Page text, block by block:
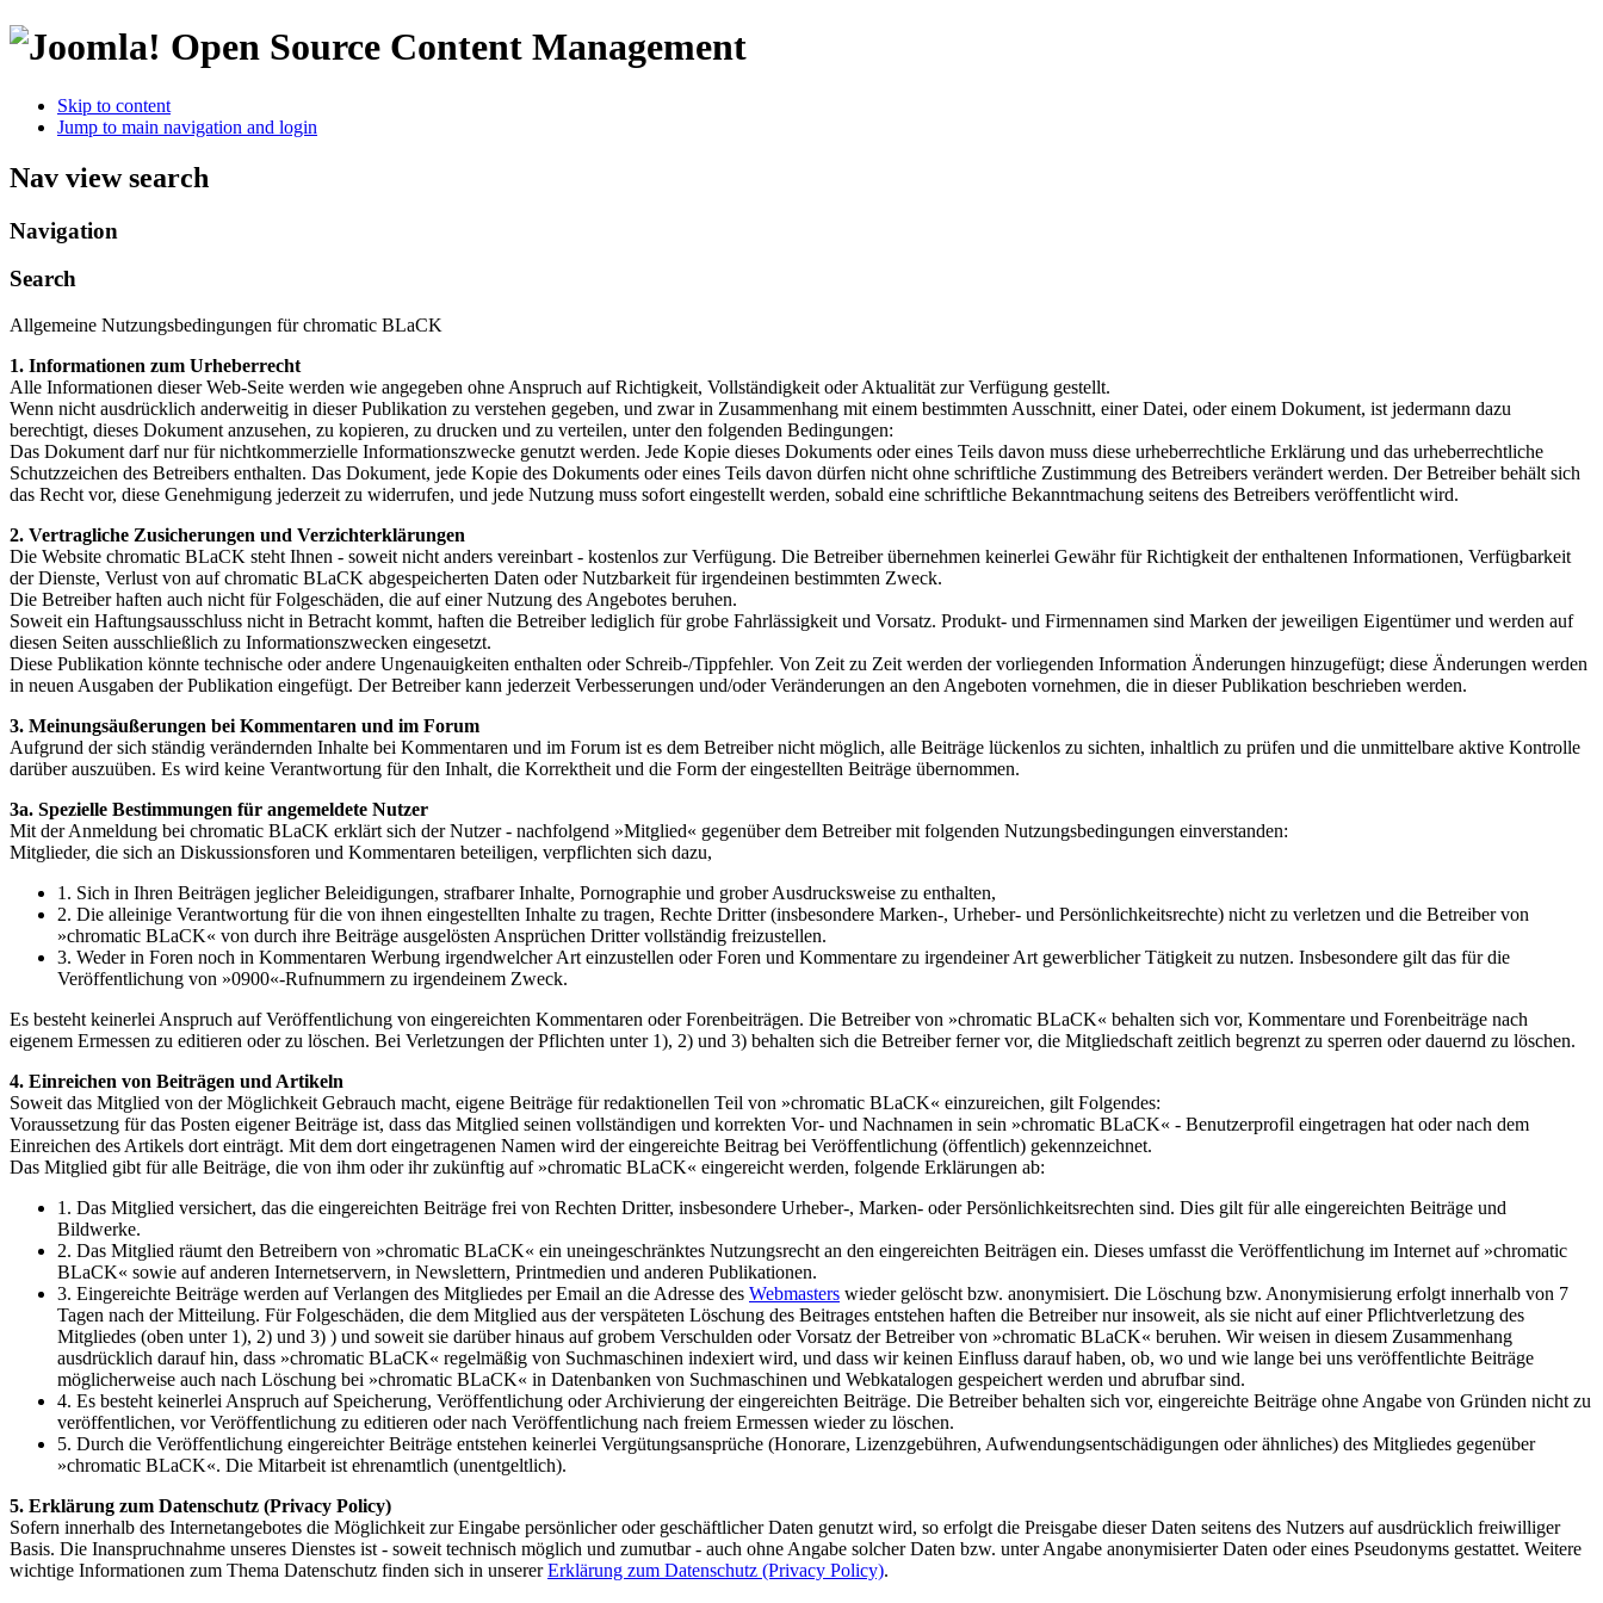
Open Source Content Management
Skip to content
Jump to main navigation and login
Nav view search
Navigation
Search
Allgemeine Nutzungsbedingungen für chromatic BLaCK
1. Informationen zum Urheberrecht
Alle Informationen dieser Web-Seite werden wie angegeben ohne Anspruch auf Richtigkeit, Vollständigkeit oder Aktualität zur Verfügung gestellt.
Wenn nicht ausdrücklich anderweitig in dieser Publikation zu verstehen gegeben, und zwar in Zusammenhang mit einem bestimmten Ausschnitt, einer Datei, oder einem Dokument, ist jedermann dazu
berechtigt, dieses Dokument anzusehen, zu kopieren, zu drucken und zu verteilen, unter den folgenden Bedingungen:
Das Dokument darf nur für nichtkommerzielle Informationszwecke genutzt werden. Jede Kopie dieses Dokuments oder eines Teils davon muss diese urheberrechtliche Erklärung und das urheberrechtliche
Schutzzeichen des Betreibers enthalten. Das Dokument, jede Kopie des Dokuments oder eines Teils davon dürfen nicht ohne schriftliche Zustimmung des Betreibers verändert werden. Der Betreiber behält sich
das Recht vor, diese Genehmigung jederzeit zu widerrufen, und jede Nutzung muss sofort eingestellt werden, sobald eine schriftliche Bekanntmachung seitens des Betreibers veröffentlicht wird.
2. Vertragliche Zusicherungen und Verzichterklärungen
Die Website chromatic BLaCK steht Ihnen - soweit nicht anders vereinbart - kostenlos zur Verfügung. Die Betreiber übernehmen keinerlei Gewähr für Richtigkeit der enthaltenen Informationen, Verfügbarkeit
der Dienste, Verlust von auf chromatic BLaCK abgespeicherten Daten oder Nutzbarkeit für irgendeinen bestimmten Zweck.
Die Betreiber haften auch nicht für Folgeschäden, die auf einer Nutzung des Angebotes beruhen.
Soweit ein Haftungsausschluss nicht in Betracht kommt, haften die Betreiber lediglich für grobe Fahrlässigkeit und Vorsatz. Produkt- und Firmennamen sind Marken der jeweiligen Eigentümer und werden auf
diesen Seiten ausschließlich zu Informationszwecken eingesetzt.
Diese Publikation könnte technische oder andere Ungenauigkeiten enthalten oder Schreib-/Tippfehler. Von Zeit zu Zeit werden der vorliegenden Information Änderungen hinzugefügt; diese Änderungen werden
in neuen Ausgaben der Publikation eingefügt. Der Betreiber kann jederzeit Verbesserungen und/oder Veränderungen an den Angeboten vornehmen, die in dieser Publikation beschrieben werden.
3. Meinungsäußerungen bei Kommentaren und im Forum
Aufgrund der sich ständig verändernden Inhalte bei Kommentaren und im Forum ist es dem Betreiber nicht möglich, alle Beiträge lückenlos zu sichten, inhaltlich zu prüfen und die unmittelbare aktive Kontrolle
darüber auszuüben. Es wird keine Verantwortung für den Inhalt, die Korrektheit und die Form der eingestellten Beiträge übernommen.
3a. Spezielle Bestimmungen für angemeldete Nutzer
Mit der Anmeldung bei chromatic BLaCK erklärt sich der Nutzer - nachfolgend »Mitglied« gegenüber dem Betreiber mit folgenden Nutzungsbedingungen einverstanden:
Mitglieder, die sich an Diskussionsforen und Kommentaren beteiligen, verpflichten sich dazu,
1. Sich in Ihren Beiträgen jeglicher Beleidigungen, strafbarer Inhalte, Pornographie und grober Ausdrucksweise zu enthalten,
2. Die alleinige Verantwortung für die von ihnen eingestellten Inhalte zu tragen, Rechte Dritter (insbesondere Marken-, Urheber- und Persönlichkeitsrechte) nicht zu verletzen und die Betreiber von
»chromatic BLaCK« von durch ihre Beiträge ausgelösten Ansprüchen Dritter vollständig freizustellen.
3. Weder in Foren noch in Kommentaren Werbung irgendwelcher Art einzustellen oder Foren und Kommentare zu irgendeiner Art gewerblicher Tätigkeit zu nutzen. Insbesondere gilt das für die
Veröffentlichung von »0900«-Rufnummern zu irgendeinem Zweck.
Es besteht keinerlei Anspruch auf Veröffentlichung von eingereichten Kommentaren oder Forenbeiträgen. Die Betreiber von »chromatic BLaCK« behalten sich vor, Kommentare und Forenbeiträge nach
eigenem Ermessen zu editieren oder zu löschen. Bei Verletzungen der Pflichten unter 1), 2) und 3) behalten sich die Betreiber ferner vor, die Mitgliedschaft zeitlich begrenzt zu sperren oder dauernd zu löschen.
4. Einreichen von Beiträgen und Artikeln
Soweit das Mitglied von der Möglichkeit Gebrauch macht, eigene Beiträge für redaktionellen Teil von »chromatic BLaCK« einzureichen, gilt Folgendes:
Voraussetzung für das Posten eigener Beiträge ist, dass das Mitglied seinen vollständigen und korrekten Vor- und Nachnamen in sein »chromatic BLaCK« - Benutzerprofil eingetragen hat oder nach dem
Einreichen des Artikels dort einträgt. Mit dem dort eingetragenen Namen wird der eingereichte Beitrag bei Veröffentlichung (öffentlich) gekennzeichnet.
Das Mitglied gibt für alle Beiträge, die von ihm oder ihr zukünftig auf »chromatic BLaCK« eingereicht werden, folgende Erklärungen ab:
1. Das Mitglied versichert, das die eingereichten Beiträge frei von Rechten Dritter, insbesondere Urheber-, Marken- oder Persönlichkeitsrechten sind. Dies gilt für alle eingereichten Beiträge und
Bildwerke.
2. Das Mitglied räumt den Betreibern von »chromatic BLaCK« ein uneingeschränktes Nutzungsrecht an den eingereichten Beiträgen ein. Dieses umfasst die Veröffentlichung im Internet auf »chromatic
BLaCK« sowie auf anderen Internetservern, in Newslettern, Printmedien und anderen Publikationen.
3. Eingereichte Beiträge werden auf Verlangen des Mitgliedes per Email an die Adresse des Webmasters wieder gelöscht bzw. anonymisiert. Die Löschung bzw. Anonymisierung erfolgt innerhalb von 7
Tagen nach der Mitteilung. Für Folgeschäden, die dem Mitglied aus der verspäteten Löschung des Beitrages entstehen haften die Betreiber nur insoweit, als sie nicht auf einer Pflichtverletzung des
Mitgliedes (oben unter 1), 2) und 3) ) und soweit sie darüber hinaus auf grobem Verschulden oder Vorsatz der Betreiber von »chromatic BLaCK« beruhen. Wir weisen in diesem Zusammenhang
ausdrücklich darauf hin, dass »chromatic BLaCK« regelmäßig von Suchmaschinen indexiert wird, und dass wir keinen Einfluss darauf haben, ob, wo und wie lange bei uns veröffentlichte Beiträge
möglicherweise auch nach Löschung bei »chromatic BLaCK« in Datenbanken von Suchmaschinen und Webkatalogen gespeichert werden und abrufbar sind.
4. Es besteht keinerlei Anspruch auf Speicherung, Veröffentlichung oder Archivierung der eingereichten Beiträge. Die Betreiber behalten sich vor, eingereichte Beiträge ohne Angabe von Gründen nicht zu
veröffentlichen, vor Veröffentlichung zu editieren oder nach Veröffentlichung nach freiem Ermessen wieder zu löschen.
5. Durch die Veröffentlichung eingereichter Beiträge entstehen keinerlei Vergütungsansprüche (Honorare, Lizenzgebühren, Aufwendungsentschädigungen oder ähnliches) des Mitgliedes gegenüber
»chromatic BLaCK«. Die Mitarbeit ist ehrenamtlich (unentgeltlich).
5. Erklärung zum Datenschutz (Privacy Policy)
Sofern innerhalb des Internetangebotes die Möglichkeit zur Eingabe persönlicher oder geschäftlicher Daten genutzt wird, so erfolgt die Preisgabe dieser Daten seitens des Nutzers auf ausdrücklich freiwilliger
Basis. Die Inanspruchnahme unseres Dienstes ist - soweit technisch möglich und zumutbar - auch ohne Angabe solcher Daten bzw. unter Angabe anonymisierter Daten oder eines Pseudonyms gestattet. Weitere
wichtige Informationen zum Thema Datenschutz finden sich in unsererErklärung zum Datenschutz (Privacy Policy).